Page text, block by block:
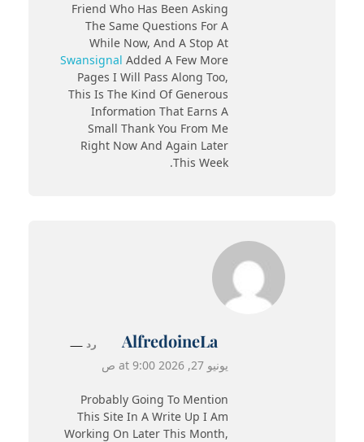
Friend Who Has Been Asking
The Same Questions For A
While Now, And A Stop At
Swansignal Added A Few More
Pages I Will Pass Along Too,
This Is The Kind Of Generous
Information That Earns A
Small Thank You From Me
Right Now And Again Later
This Week.
AlfredoineLa
يونيو 27, 2026 at 9:00 ص
Probably Going To Mention
This Site In A Write Up I Am
Working On Later This Month,
رد